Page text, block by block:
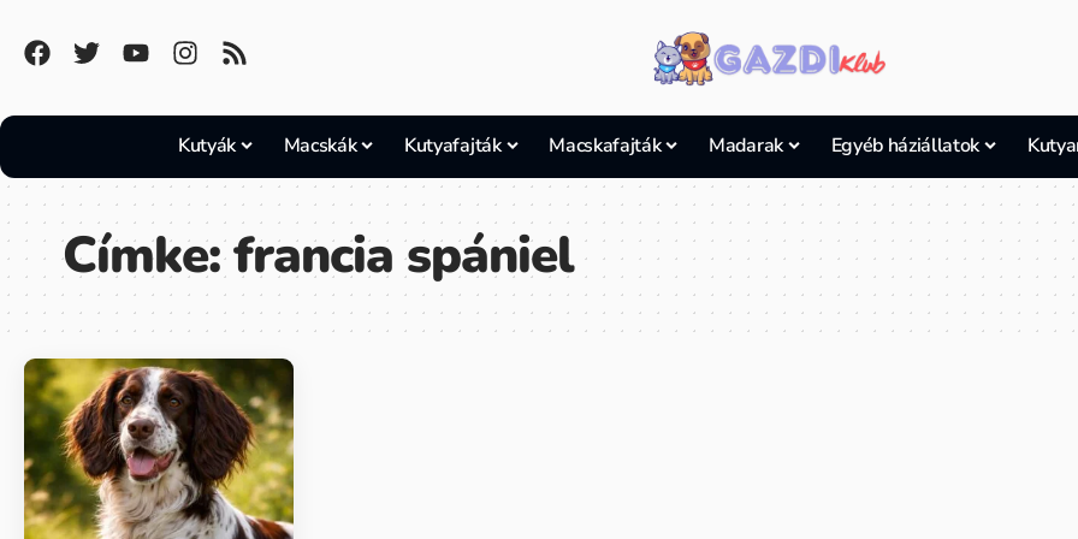
Kutyák Macskák Kutyafajták Macskafajták Madarak Egyéb háziállatok
Címke:francia spániel